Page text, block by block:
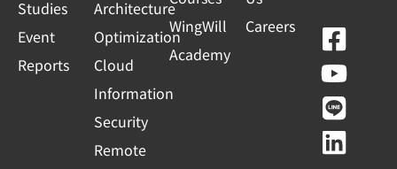
Studies
Event
Reports
Architecture
Optimization
Cloud
Information
Security
Remote
WingWill
Academy
Careers
F
a
c
e
b
Y
o
u
t
u
L
i
n
e
L
i
n
k
e